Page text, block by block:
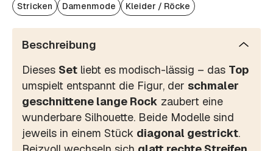
Stricken Damenmode Kleider / Röcke
Beschreibung
Dieses Set liebt es modisch-lässig – das Top
umspielt entspannt die Figur, der schmaler
geschnittene lange Rock zaubert eine
wunderbare Silhouette. Beide Modelle sind
jeweils in einem Stück diagonal gestrickt.